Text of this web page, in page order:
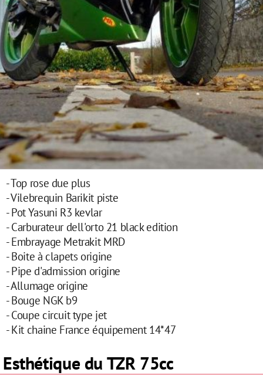
- Top rose due plus
- Vilebrequin Barikit piste
- Pot Yasuni R3 kevlar
- Carburateur dell'orto 21 black edition
- Embrayage Metrakit MRD
- Boite à clapets origine
- Pipe d'admission origine
- Allumage origine
- Bouge NGK b9
- Coupe circuit type jet
- Kit chaine France équipement 14*47
Esthétique du TZR 75cc